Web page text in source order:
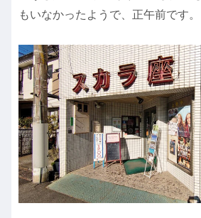
もいなかったようで、正午前です。